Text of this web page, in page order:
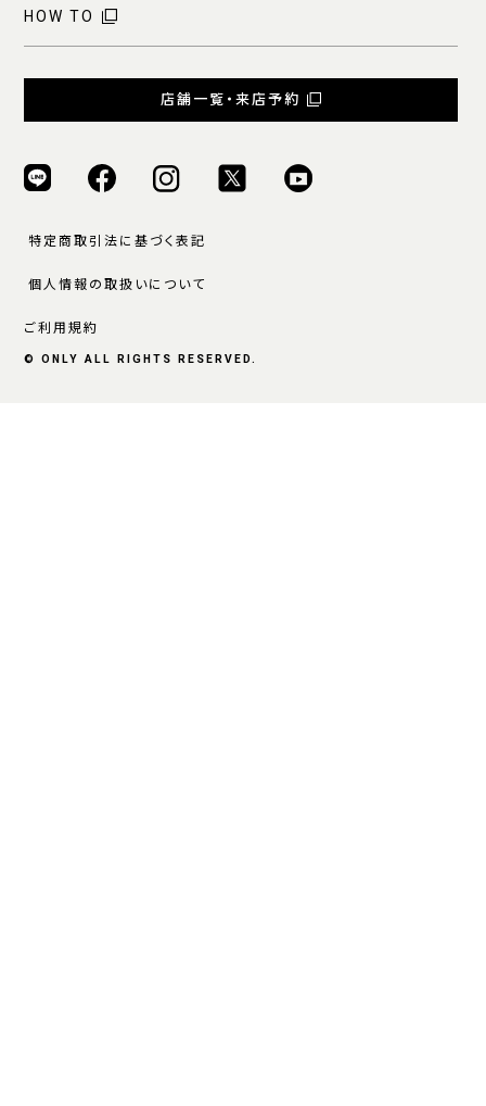
HOW TO
店舗一覧・来店予約
特定商取引法に基づく表記
個人情報の取扱いについて
ご利用規約
© ONLY ALL RIGHTS RESERVED.